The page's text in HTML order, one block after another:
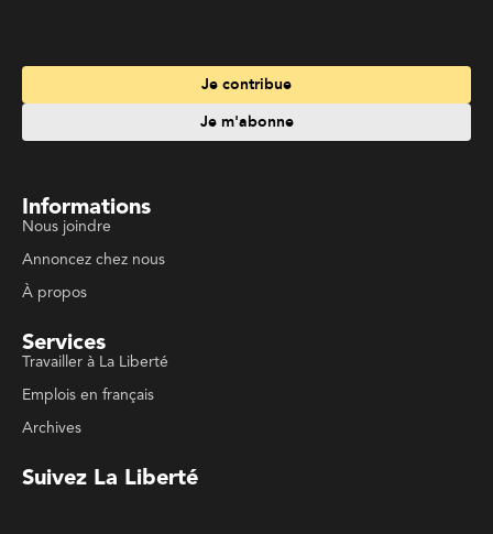
Services
Suivez La Liberté
Code de conduite
Politique de confidentialité
Politique de droits d'auteurs
La Liberté © 2023